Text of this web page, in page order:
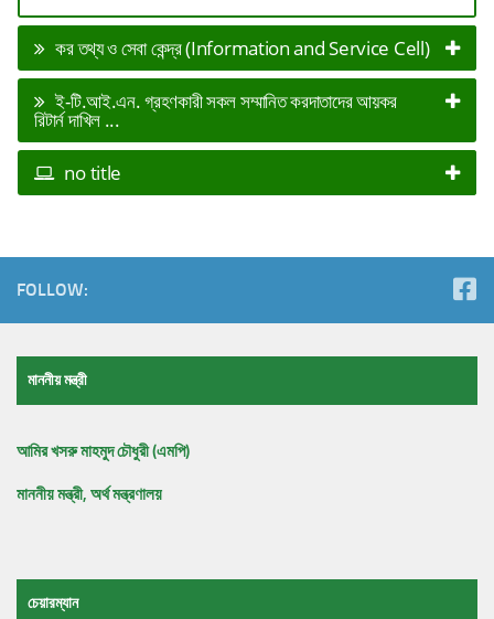
কর তথ্য ও সেবা কেন্দ্র (Information and Service Cell)
ই-টি.আই.এন. গ্রহণকারী সকল সম্মানিত করদাতাদের আয়কর
রিটার্ন দাখিল ...
no title
FOLLOW:
মাননীয় মন্ত্রী
আমির খসরু মাহমুদ চৌধুরী (এমপি)
মাননীয় মন্ত্রী, অর্থ মন্ত্রণালয়
চেয়ারম্যান